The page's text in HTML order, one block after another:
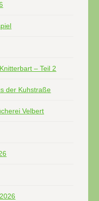
– Teil 2
der Kuhstraße
Velbert